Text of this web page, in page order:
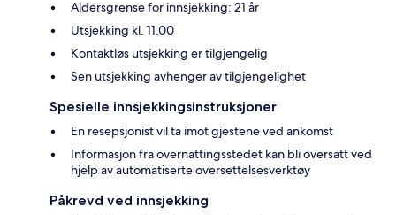
Aldersgrense for innsjekking: 21 år
Utsjekking kl. 11.00
Kontaktløs utsjekking er tilgjengelig
Sen utsjekking avhenger av tilgjengelighet
Spesielle innsjekkingsinstruksjoner
En resepsjonist vil ta imot gjestene ved ankomst
Informasjon fra overnattingsstedet kan bli oversatt ved
hjelp av automatiserte oversettelsesverktøy
Påkrevd ved innsjekking